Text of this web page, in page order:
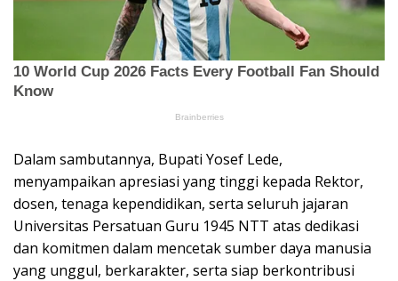
Dalam sambutannya, Bupati Yosef Lede,
menyampaikan apresiasi yang tinggi kepada Rektor,
dosen, tenaga kependidikan, serta seluruh jajaran
Universitas Persatuan Guru 1945 NTT atas dedikasi
dan komitmen dalam mencetak sumber daya manusia
yang unggul, berkarakter, serta siap berkontribusi